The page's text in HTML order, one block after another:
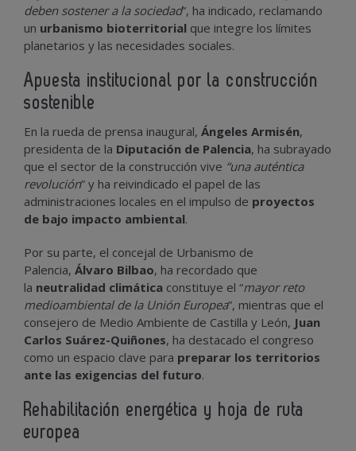
deben sostener a la sociedad”, ha indicado, reclamando
un urbanismo bioterritorial que integre los límites
planetarios y las necesidades sociales.
Apuesta institucional por la construcción
sostenible
En la rueda de prensa inaugural, Ángeles Armisén,
presidenta de la Diputación de Palencia, ha subrayado
que el sector de la construcción vive “una auténtica
revolución” y ha reivindicado el papel de las
administraciones locales en el impulso de proyectos
de bajo impacto ambiental.
Por su parte, el concejal de Urbanismo de
Palencia, Álvaro Bilbao, ha recordado que
la neutralidad climática constituye el “mayor reto
medioambiental de la Unión Europea”, mientras que el
consejero de Medio Ambiente de Castilla y León, Juan
Carlos Suárez-Quiñones, ha destacado el congreso
como un espacio clave para preparar los territorios
ante las exigencias del futuro.
Rehabilitación energética y hoja de ruta
europea